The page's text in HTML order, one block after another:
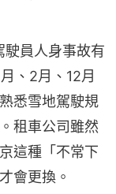
員人身事故有
、2月、12月
悉雪地駕駛規
租車公司雖然
這種「不常下
會更換。